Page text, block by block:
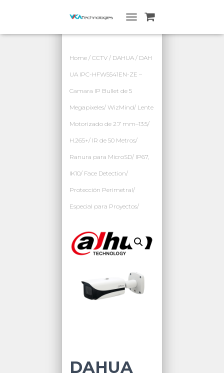
L
N
R
A
G
C
N
Home / CCTV / DAHUA / DAH
UA IPC-HFW5541EN-ZE –
Camara IP Bullet de 5
Megapixeles/ WizMind/ Lente
Motorizado de 2.7 mm–13.5/
H.265+/ IR de 50 Metros/
Ranura para MicroSD/ IP67,
IK10/ Face Detection/
Protección Perimetral/
Especial para Proyectos/
DAHUA